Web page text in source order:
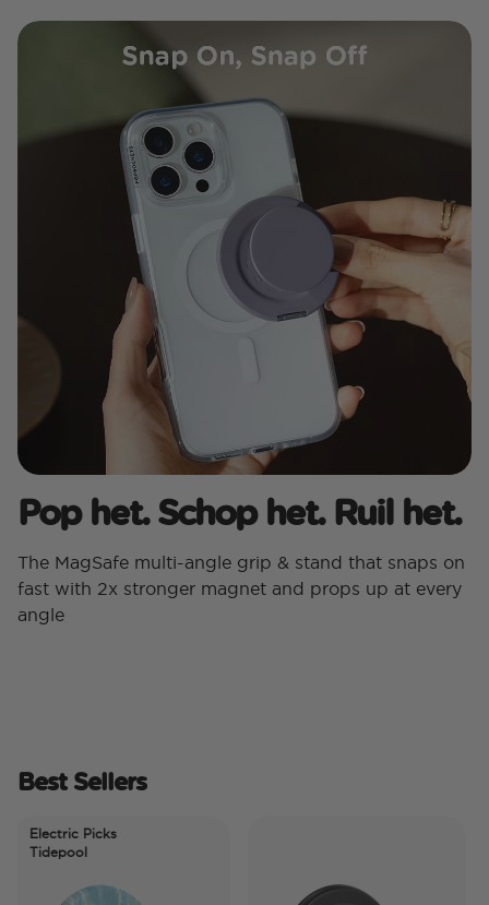
Pop het. Schop het. Ruil het.
The MagSafe multi-angle grip & stand that snaps on
fast with 2x stronger magnet and props up at every
angle
Best Sellers
Electric Picks
Tidepool